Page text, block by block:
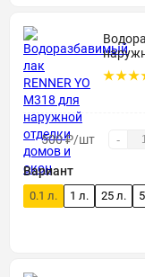
500₽/шт -
Вариант
0.1 л. 1 л. 25 л.